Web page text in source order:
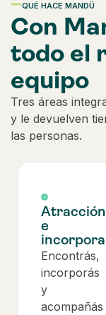
QUÉ HACE MANDÜ
Con
todo el
equipo
Tres áreas
y le devuelven
las personas.
Atracción
e
Encontrás,
incorporás
y
acompañás